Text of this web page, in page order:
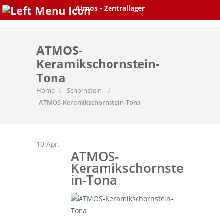
Skip
ATMOS-
Keramikschornstein-
Tona
Home
Schornstein
ATMOS-Keramikschornstein-Tona
10 Apr.
ATMOS-
Keramikschornste
in-Tona
Atmos - Zentrallager